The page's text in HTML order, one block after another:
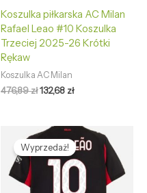
Koszulka piłkarska AC Milan
Rafael Leao #10 Koszulka
Trzeciej 2025-26 Krótki
Rękaw
Koszulka AC Milan
476,89zł132,68 zł
Wyprzedaż!
Pierwotna
cena
wynosiła:
476,89 zł.
Aktualna
cena
wynosi:
132,68 zł.